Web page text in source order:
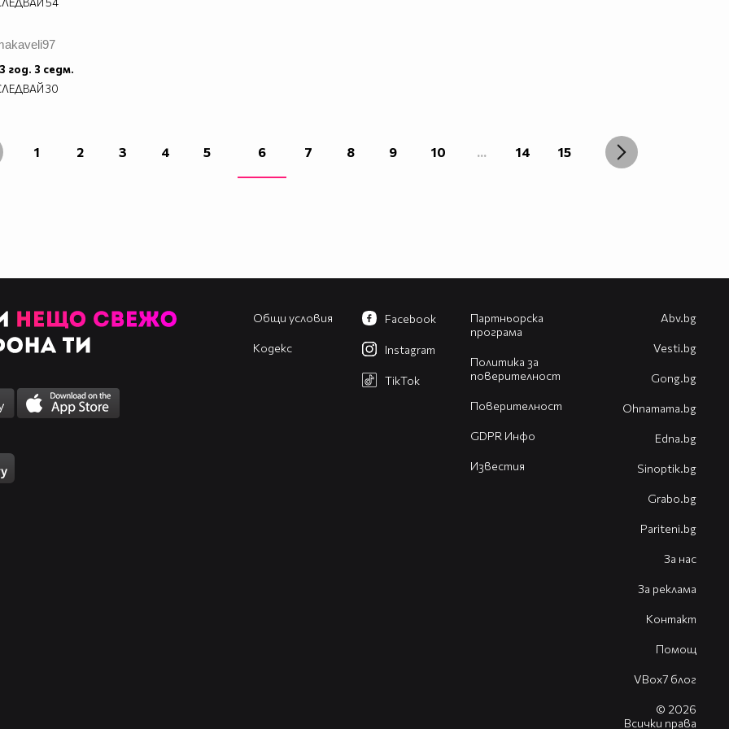
год. 3 седм.
30
1 2 3 4 5 6 7 8 9 10 ... 14 15
Общи условия
Кодекс
Партньорска
програма
Политика за
поверителност
Поверителност
GDPR Инфо
Известия
Facebook
Instagram
TikTok
Abv.bg
Vesti.bg
Gong.bg
Оhnamama.bg
Edna.bg
Sinoptik.bg
Grabo.bg
Pariteni.bg
За нас
За реклама
Контакт
Помощ
VBox7 блог
© 2026
Всички права